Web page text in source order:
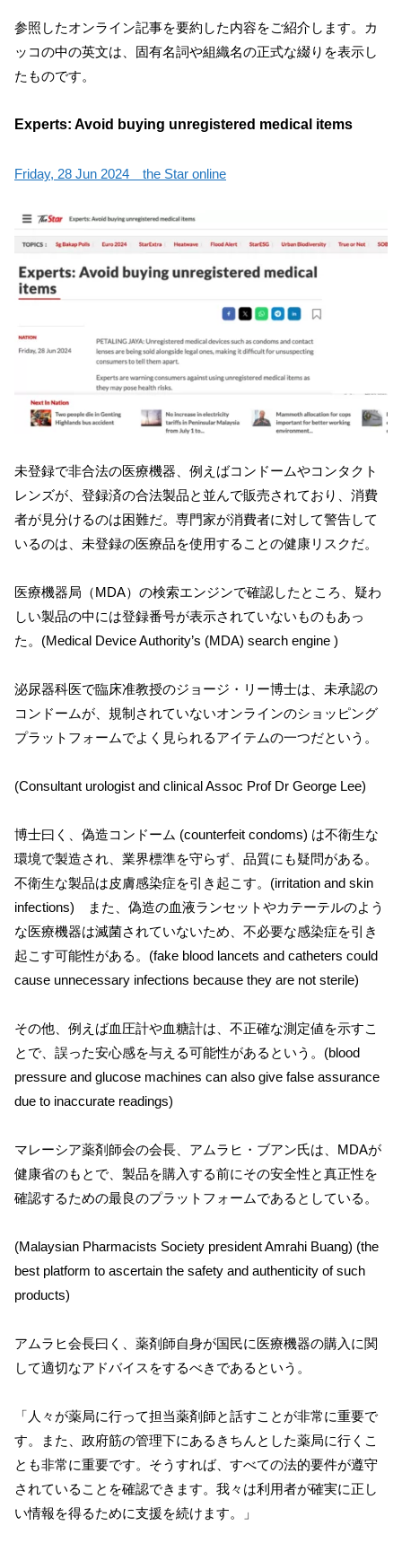
参照したオンライン記事を要約した内容をご紹介します。カ
ッコの中の英文は、固有名詞や組織名の正式な綴りを表示し
たものです。
Experts: Avoid buying unregistered medical items
Friday, 28 Jun 2024 the Star online
未登録で非合法の医療機器、例えばコンドームやコンタクト
レンズが、登録済の合法製品と並んで販売されており、消費
者が見分けるのは困難だ。専門家が消費者に対して警告して
いるのは、未登録の医療品を使用することの健康リスクだ。
医療機器局（MDA）の検索エンジンで確認したところ、疑わ
しい製品の中には登録番号が表示されていないものもあっ
た。(Medical Device Authority’s (MDA) search engine )
泌尿器科医で臨床准教授のジョージ・リー博士は、未承認の
コンドームが、規制されていないオンラインのショッピング
プラットフォームでよく見られるアイテムの一つだという。
(Consultant urologist and clinical Assoc Prof Dr George Lee)
博士曰く、偽造コンドーム (counterfeit condoms) は不衛生な
環境で製造され、業界標準を守らず、品質にも疑問がある。
不衛生な製品は皮膚感染症を引き起こす。(irritation and skin
infections) また、偽造の血液ランセットやカテーテルのよう
な医療機器は滅菌されていないため、不必要な感染症を引き
起こす可能性がある。(fake blood lancets and catheters could
cause unnecessary infections because they are not sterile)
その他、例えば血圧計や血糖計は、不正確な測定値を示すこ
とで、誤った安心感を与える可能性があるという。(blood
pressure and glucose machines can also give false assurance
due to inaccurate readings)
マレーシア薬剤師会の会長、アムラヒ・ブアン氏は、MDAが
健康省のもとで、製品を購入する前にその安全性と真正性を
確認するための最良のプラットフォームであるとしている。
(Malaysian Pharmacists Society president Amrahi Buang) (the
best platform to ascertain the safety and authenticity of such
products)
アムラヒ会長曰く、薬剤師自身が国民に医療機器の購入に関
して適切なアドバイスをするべきであるという。
「人々が薬局に行って担当薬剤師と話すことが非常に重要で
す。また、政府筋の管理下にあるきちんとした薬局に行くこ
とも非常に重要です。そうすれば、すべての法的要件が遵守
されていることを確認できます。我々は利用者が確実に正し
い情報を得るために支援を続けます。」